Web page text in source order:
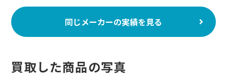
同じメーカーの実績を見る
買取した商品の写真